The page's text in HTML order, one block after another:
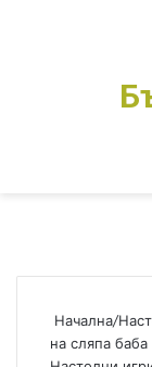
Switch
Начална/
на сляпа баба